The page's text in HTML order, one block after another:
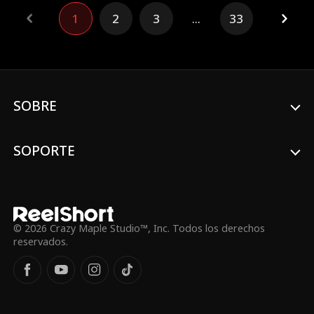
residentes, el Dr. Sawyer Campbell:
implacable cirujano de renombre, padre
sorpresa de su bebé y, lo peor de todo...
1 2 3 ... 33
SOBRE
SOPORTE
© 2026 Crazy Maple Studio™, Inc. Todos los derechos
reservados.